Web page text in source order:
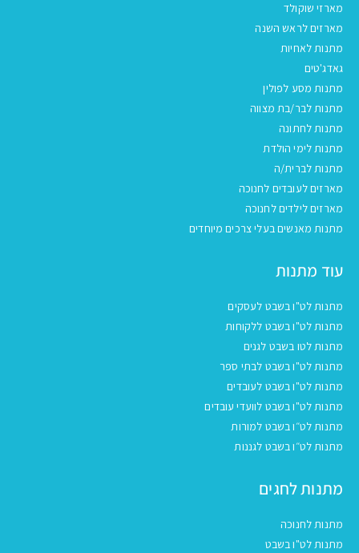
מארזי שוקולד
מארזים לראש השנה
מתנות לאחיות
גאדג'טים
מתנות מסע לפולין
מתנות לבר/בת מצווה
מתנות לחתונה
מתנות לימי הולדת
מתנות לברית/ה
מארזים לעובדים לחנוכה
מארזים לילדים לחנוכה
מתנות מאנשים בעלי צרכים מיוחדים
עוד מתנות
מתנות לט"ו בשבט לעסקים
מתנות לט"ו בשבט ללקוחות
מתנות לטו בשבט לגנים
מתנות לט"ו בשבט לבתי ספר
מתנות לט"ו בשבט לעובדים
מתנות לט"ו בשבט לוועדי עובדים
מתנות לט״ו בשבט למורות
מתנות לט״ו בשבט לגננות
מתנות לחגים
מתנות לחנוכה
מתנות לט"ו בשבט